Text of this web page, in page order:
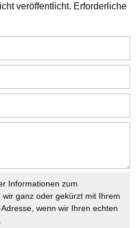
veröffentlicht. Erforderliche
Informationen zum
ganz oder gekürzt mit Ihrem
wenn wir Ihren echten